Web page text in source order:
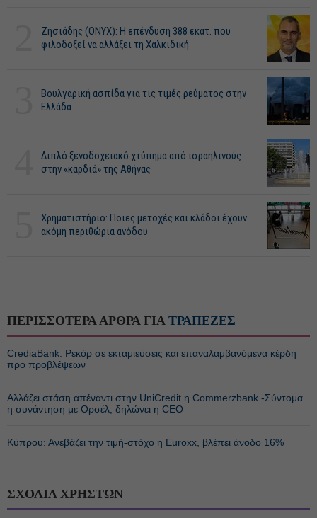
Ζησιάδης (ONYX): Η επένδυση 388 εκατ. που
φιλοδοξεί να αλλάξει τη Χαλκιδική
Βουλγαρική ασπίδα για τις τιμές ρεύματος στην
Ελλάδα
Διπλό ξενοδοχειακό χτύπημα από ισραηλινούς
στην «καρδιά» της Αθήνας
Χρηματιστήριο: Ποιες μετοχές και κλάδοι έχουν
ακόμη περιθώρια ανόδου
ΠΕΡΙΣΣΟΤΕΡΑ ΑΡΘΡΑ ΓΙΑ ΤΡΑΠΕΖΕΣ
CrediaBank: Ρεκόρ σε εκταμιεύσεις και επαναλαμβανόμενα κέρδη
προ προβλέψεων
Αλλάζει στάση απέναντι στην UniCredit η Commerzbank -Σύντομα
η συνάντηση με Ορσέλ, δηλώνει η CEO
Κύπρου: Ανεβάζει την τιμή-στόχο η Euroxx, βλέπει άνοδο 16%
ΣΧΟΛΙΑ ΧΡΗΣΤΩΝ